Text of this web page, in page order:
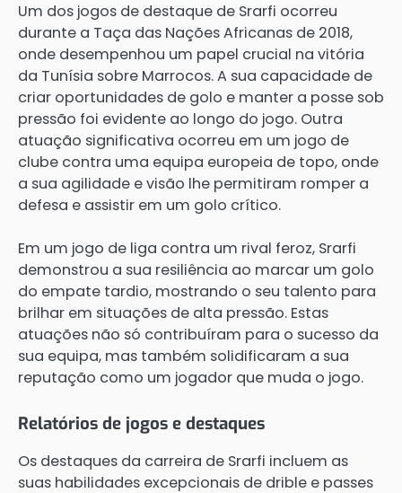
Um dos jogos de destaque de Srarfi ocorreu
durante a Taça das Nações Africanas de 2018,
onde desempenhou um papel crucial na vitória
da Tunísia sobre Marrocos. A sua capacidade de
criar oportunidades de golo e manter a posse sob
pressão foi evidente ao longo do jogo. Outra
atuação significativa ocorreu em um jogo de
clube contra uma equipa europeia de topo, onde
a sua agilidade e visão lhe permitiram romper a
defesa e assistir em um golo crítico.
Em um jogo de liga contra um rival feroz, Srarfi
demonstrou a sua resiliência ao marcar um golo
do empate tardio, mostrando o seu talento para
brilhar em situações de alta pressão. Estas
atuações não só contribuíram para o sucesso da
sua equipa, mas também solidificaram a sua
reputação como um jogador que muda o jogo.
Relatórios de jogos e destaques
Os destaques da carreira de Srarfi incluem as
suas habilidades excepcionais de drible e passes